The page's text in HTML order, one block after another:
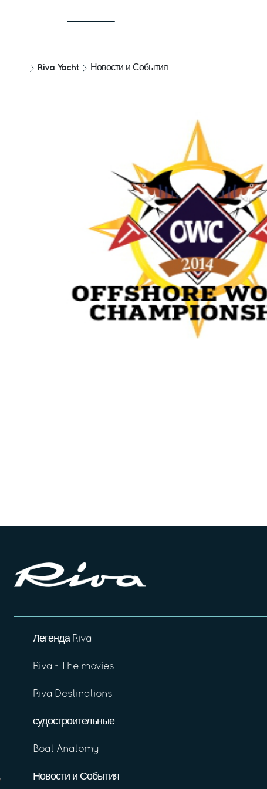
Riva Yacht Новости и События
Легенда Riva
Riva - The movies
Riva Destinations
судостроительные
Boat Anatomy
Новости и События